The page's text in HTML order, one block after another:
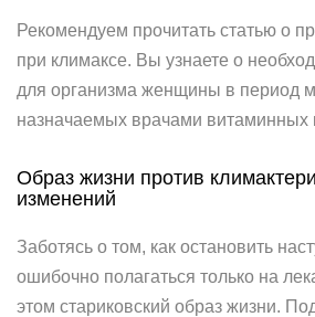
Рекомендуем прочитать статью о
при климаксе. Вы узнаете о
для организма женщины в период
назначаемых врачами витаминных
Образ жизни против
изменений
Заботясь о том, как остановить
ошибочно полагаться только на
этом стариковский образ жизни.